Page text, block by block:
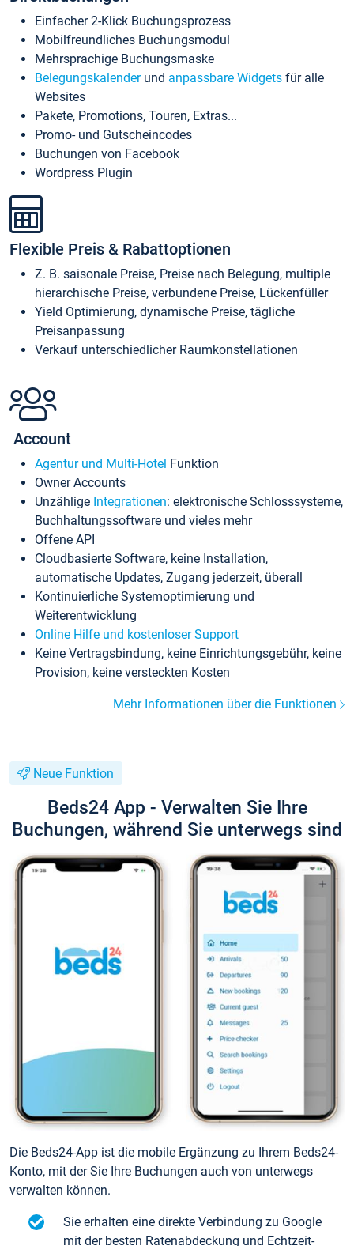
Einfacher 2-Klick Buchungsprozess
Mobilfreundliches Buchungsmodul
Mehrsprachige Buchungsmaske
Belegungskalenderund anpassbare Widgets für alle
Websites
Pakete, Promotions, Touren, Extras...
Promo- und Gutscheincodes
Buchungen von Facebook
Wordpress Plugin
Flexible Preis & Rabattoptionen
Z. B. saisonale Preise, Preise nach Belegung, multiple
hierarchische Preise, verbundene Preise, Lückenfüller
Yield Optimierung, dynamische Preise, tägliche
Preisanpassung
Verkauf unterschiedlicher Raumkonstellationen
Account
Agentur und Multi-Hotel Funktion
Owner Accounts
Unzählige Integrationen: elektronische Schlosssysteme,
Buchhaltungssoftware und vieles mehr
Offene API
Cloudbasierte Software, keine Installation,
automatische Updates, Zugang jederzeit, überall
Kontinuierliche Systemoptimierung und
Weiterentwicklung
Online Hilfe und kostenloser Support
Keine Vertragsbindung, keine Einrichtungsgebühr, keine
Provision, keine versteckten Kosten
Mehr Informationen über die Funktionen
Neue Funktion
Beds24 App - Verwalten Sie Ihre
Buchungen, während Sie unterwegs sind
Die Beds24-App ist die mobile Ergänzung zu Ihrem Beds24-
Konto, mit der Sie Ihre Buchungen auch von unterwegs
verwalten können.
Sie erhalten eine direkte Verbindung zu Google
mit der besten Ratenabdeckung und Echtzeit-